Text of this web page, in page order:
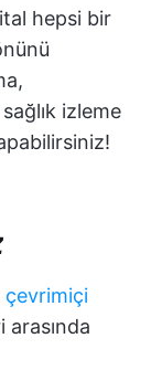
hepsi bir
izleme
çevrimiçi
arasında